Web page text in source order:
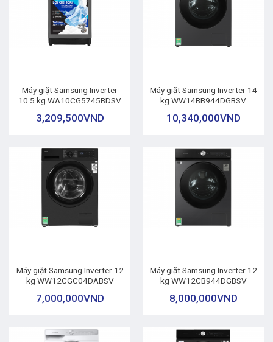
Máy giặt Samsung Inverter
10.5 kg WA10CG5745BDSV
3,209,500VND
Máy giặt Samsung Inverter 14
kg WW14BB944DGBSV
10,340,000VND
Máy giặt Samsung Inverter 12
kg WW12CGC04DABSV
7,000,000VND
Máy giặt Samsung Inverter 12
kg WW12CB944DGBSV
8,000,000VND